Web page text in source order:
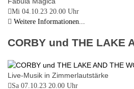
Mi 04.10.23 20.00 Uhr
Weitere Informationen...
CORBY und THE LAKE
Live-Musik in Zimmerlautstärke
Sa 07.10.23 20.00 Uhr